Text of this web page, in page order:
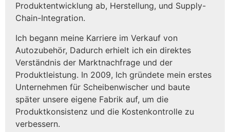
Produktentwicklung ab, Herstellung, und Supply-
Chain-Integration.
Ich begann meine Karriere im Verkauf von
Autozubehör, Dadurch erhielt ich ein direktes
Verständnis der Marktnachfrage und der
Produktleistung. In 2009, Ich gründete mein erstes
Unternehmen für Scheibenwischer und baute
später unsere eigene Fabrik auf, um die
Produktkonsistenz und die Kostenkontrolle zu
verbessern.